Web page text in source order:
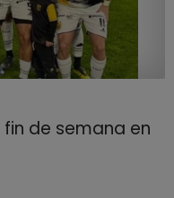
de semana en